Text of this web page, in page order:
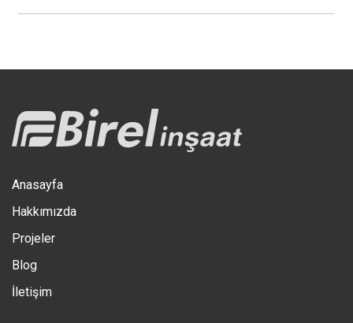
Anasayfa
Hakkımızda
Projeler
Blog
İletişim